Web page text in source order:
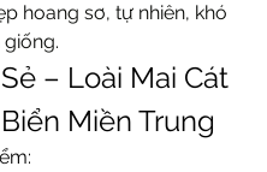
hoang sơ, tự nhiên, khó
giống.
– Loài Mai Cát
Miền Trung